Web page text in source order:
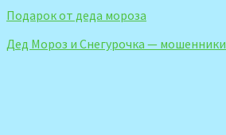
Подарок от деда мороза
Дед Мороз и Снегурочка — мошенники